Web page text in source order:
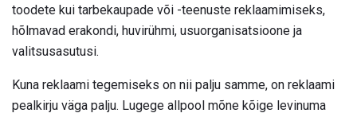
toodete kui tarbekaupade või -teenuste reklaamimiseks,
hõlmavad erakondi, huvirühmi, usuorganisatsioone ja
valitsusasutusi.
Kuna reklaami tegemiseks on nii palju samme, on reklaami
pealkirju väga palju. Lugege allpool mõne kõige levinuma